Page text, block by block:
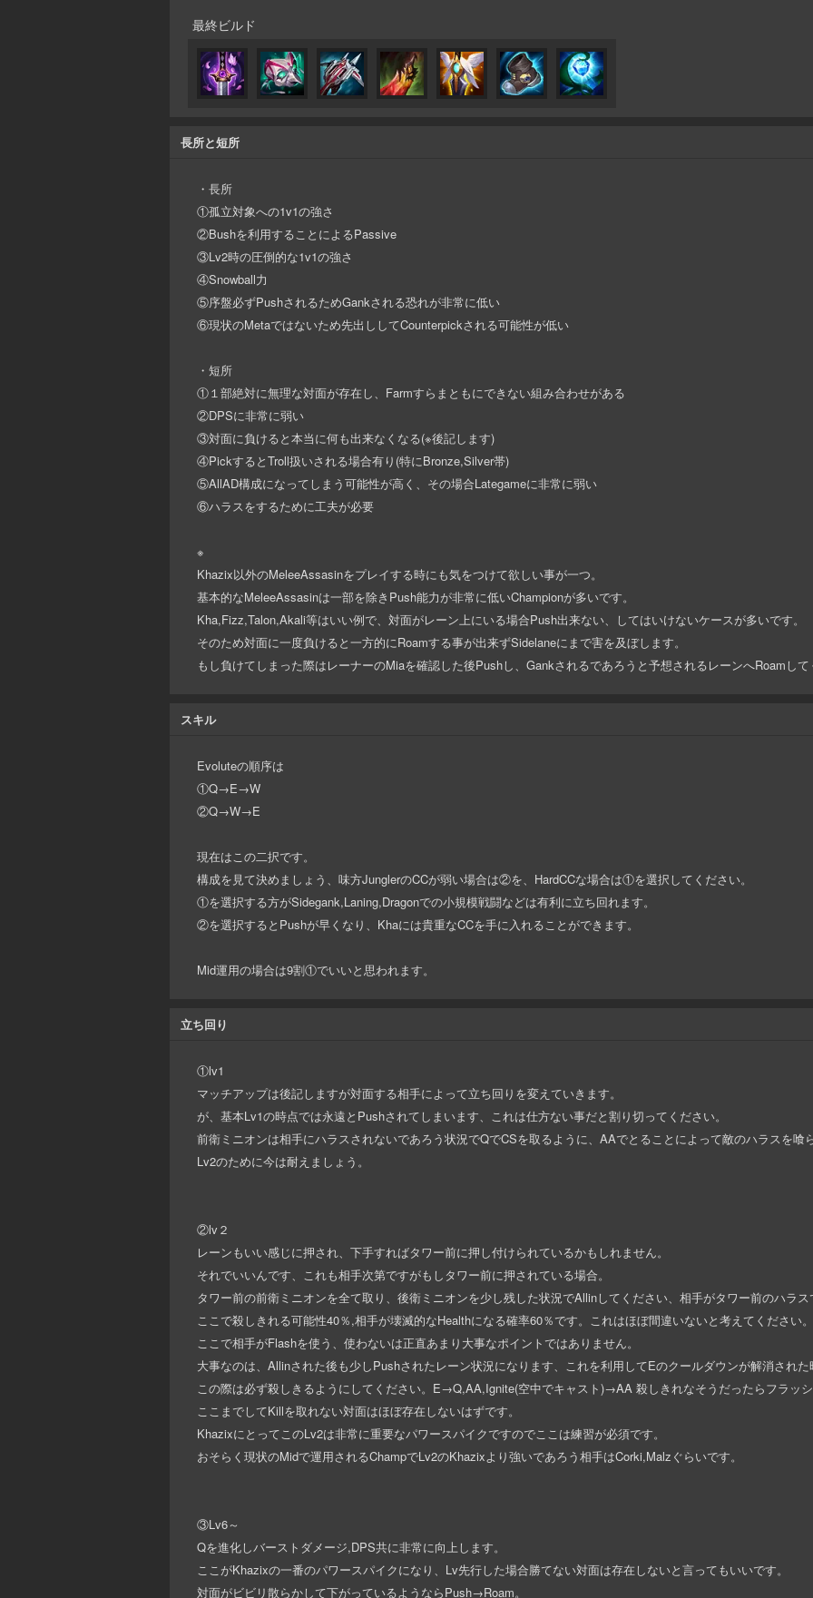
最終ビルド
長所と短所
・長所
①孤立対象への1v1の強さ
②Bushを利用することによるPassive
③Lv2時の圧倒的な1v1の強さ
④Snowball力
⑤序盤必ずPushされるためGankされる恐れが非常に低い
⑥現状のMetaではないため先出ししてCounterpickされる可能性が低い
・短所
①１部絶対に無理な対面が存在し、Farmすらまともにできない組み合わせがある
②DPSに非常に弱い
③対面に負けると本当に何も出来なくなる(※後記します)
④PickするとTroll扱いされる場合有り(特にBronze,Silver帯)
⑤AllAD構成になってしまう可能性が高く、その場合Lategameに非常に弱い
⑥ハラスをするために工夫が必要
※
Khazix以外のMeleeAssasinをプレイする時にも気をつけて欲しい事が一つ。
基本的なMeleeAssasinは一部を除きPush能力が非常に低いChampionが多いです。
Kha,Fizz,Talon,Akali等はいい例で、対面がレーン上にいる場合Push出来ない、してはいけないケースが多いです。
そのため対面に一度負けると一方的にRoamする事が出来ずSidelaneにまで害を及ぼします。
もし負けてしまった際はレーナーのMiaを確認した後Pushし、Gankされるであろうと予想されるレーンへRoamして
スキル
Evoluteの順序は
①Q→E→W
②Q→W→E
現在はこの二択です。
構成を見て決めましょう、味方JunglerのCCが弱い場合は②を、HardCCな場合は①を選択してください。
①を選択する方がSidegank,Laning,Dragonでの小規模戦闘などは有利に立ち回れます。
②を選択するとPushが早くなり、Khaには貴重なCCを手に入れることができます。
Mid運用の場合は9割①でいいと思われます。
立ち回り
①lv1
マッチアップは後記しますが対面する相手によって立ち回りを変えていきます。
が、基本Lv1の時点では永遠とPushされてしまいます、これは仕方ない事だと割り切ってください。
前衛ミニオンは相手にハラスされないであろう状況でQでCSを取るように、AAでとることによって敵のハラスを喰
Lv2のために今は耐えましょう。
②lv２
レーンもいい感じに押され、下手すればタワー前に押し付けられているかもしれません。
それでいいんです、これも相手次第ですがもしタワー前に押されている場合。
タワー前の前衛ミニオンを全て取り、後衛ミニオンを少し残した状況でAllinしてください、相手がタワー前のハラス
ここで殺しきれる可能性40％,相手が壊滅的なHealthになる確率60％です。これはほぼ間違いないと考えてください。
ここで相手がFlashを使う、使わないは正直あまり大事なポイントではありません。
大事なのは、Allinされた後も少しPushされたレーン状況になります、これを利用してEのクールダウンが解消された
この際は必ず殺しきるようにしてください。E→Q,AA,Ignite(空中でキャスト)→AA 殺しきれなそうだったらフラッシ
ここまでしてKillを取れない対面はほぼ存在しないはずです。
KhazixにとってこのLv2は非常に重要なパワースパイクですのでここは練習が必須です。
おそらく現状のMidで運用されるChampでLv2のKhazixより強いであろう相手はCorki,Malzぐらいです。
③Lv6～
Qを進化しバーストダメージ,DPS共に非常に向上します。
ここがKhazixの一番のパワースパイクになり、Lv先行した場合勝てない対面は存在しないと言ってもいいです。
対面がビビリ散らかして下がっているようならPush→Roam。